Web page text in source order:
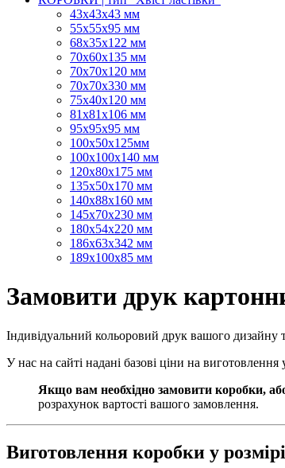
43х43х43 мм
55х55х95 мм
68х35х122 мм
70х60х135 мм
70х70х120 мм
70х70х330 мм
75х40х120 мм
81х81х106 мм
95х95х95 мм
100х50х125мм
100х100х140 мм
120х80х175 мм
135х50х170 мм
140х88х160 мм
145х70х230 мм
180х54х220 мм
186х63х342 мм
189х100х85 мм
Замовити друк
Індивідуальний кольоровий друк вашого
У нас на сайті надані базові ціни на
Якщо вам необхідно замовити коробки,
розрахунок вартості вашого замовлення.
Виготовлення коробки у